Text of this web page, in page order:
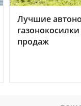
Лучшие
продаж